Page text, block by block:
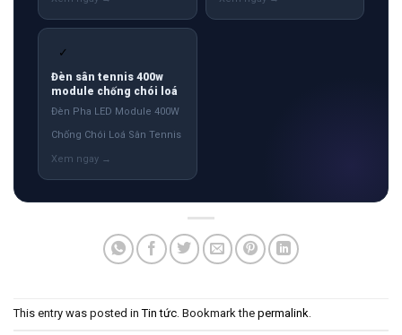
✓
Đèn sân tennis 400w
module chống chói loá
Đèn Pha LED Module 400W
Chống Chói Loá Sân Tennis
This entry was posted inTin tức. Bookmark the permalink.